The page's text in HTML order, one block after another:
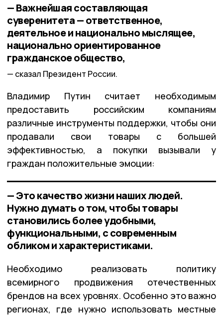
— Важнейшая составляющая
суверенитета — ответственное,
деятельное и национально мыслящее,
национально ориентированное
гражданское общество,
сказал Президент России.
Владимир Путин считает необходимым
предоставить российским компаниям
различные инструменты поддержки, чтобы они
продавали свои товары с большей
эффективностью, а покупки вызывали у
граждан положительные эмоции:
— Это качество жизни наших людей.
Нужно думать о том, чтобы товары
становились более удобными,
функциональными, с современным
обликом и характеристиками.
Необходимо реализовать политику
всемирного продвижения отечественных
брендов на всех уровнях. Особенно это важно
регионах, где нужно использовать местные